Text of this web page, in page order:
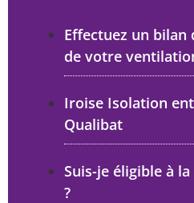
Effectuez un
de votre
Iroise Isolation
Qualibat
Suis-je éligible à
?